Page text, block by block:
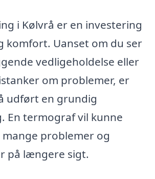
i Kølvrå er en investering
komfort. Uanset om du ser
vedligeholdelse eller
om problemer, er
udført en grundig
En termograf vil kunne
problemer og
på længere sigt.